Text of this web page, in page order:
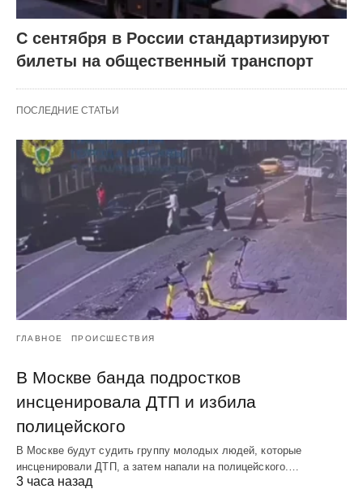
С сентября в России стандартизируют
билеты на общественный транспорт
ПОСЛЕДНИЕ СТАТЬИ
ГЛАВНОЕ ПРОИСШЕСТВИЯ
В Москве банда подростков
инсценировала ДТП и избила
полицейского
В Москве будут судить группу молодых людей, которые
инсценировали ДТП, а затем напали на полицейского.…
3 часа назад